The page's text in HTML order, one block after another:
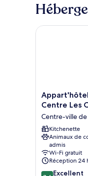
de
Suite
Appart'hôtel
Odalys
-
Dijon
Centre
Les
Cordeliers
Centre-
ville
Centre Les
Centre-ville
Kitchenette
Animaux de
admis
Wi-Fi gratuit
Réception 24
8.6 Excellent
Appart'hôtel